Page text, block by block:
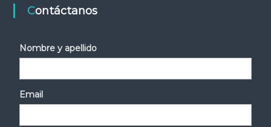
Contáctanos
Nombre y apellido
Email